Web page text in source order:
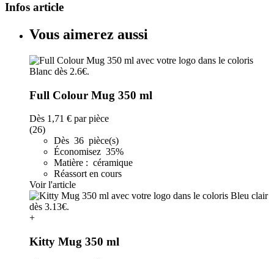
Infos article
Vous aimerez aussi
Full Colour Mug 350 ml
Dès 1,71 € par pièce
(26)
Dès 36 pièce(s)
Économisez 35%
Matière : céramique
Réassort en cours
Voir l'article
+
Kitty Mug 350 ml